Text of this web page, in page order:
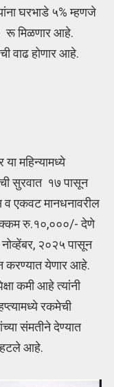
घरभाडे ५% म्हणजे
रू मिळणार आहे.
वाढ होणार आहे.
महिन्यामध्ये
सुरवात १७ पासून
व एकवट मानधनावरील
रु.१०,०००/- देणे
२०२५ पासून
करण्यात येणार आहे.
कमी आहे त्यांनी
रकमेची
संमतीने देण्यात
आहे.